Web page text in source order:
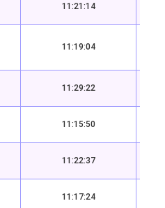
11:21:14
11:19:04
11:29:22
11:15:50
11:22:37
11:17:24